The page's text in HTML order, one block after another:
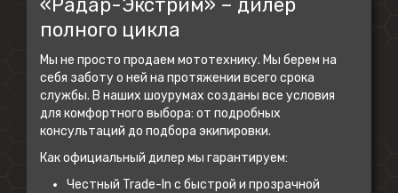
«Радар-Экстрим» – дилер
полного цикла
Мы не просто продаем мототехнику. Мы берем на
себя заботу о ней на протяжении всего срока
службы. В наших шоурумах созданы все условия
для комфортного выбора: от подробных
консультаций до подбора экипировки.
Как официальный дилер мы гарантируем:
Честный Trade-In с быстрой и прозрачной